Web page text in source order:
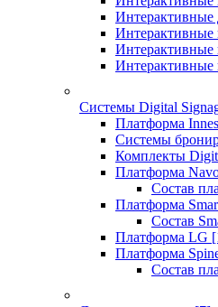
Интерактивные
Интерактивные
Интерактивные
Интерактивные
Системы Digital
Платформа Innes
Системы
Комплекты
Платформа
Состав
Платформа
Состав
Платформа LG
Платформа
Состав